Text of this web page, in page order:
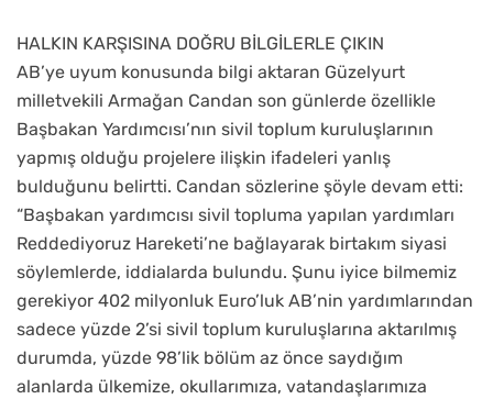
HALKIN KARŞISINA DOĞRU BİLGİLERLE ÇIKIN
AB’ye uyum konusunda bilgi aktaran Güzelyurt
milletvekili Armağan Candan son günlerde özellikle
Başbakan Yardımcısı’nın sivil toplum kuruluşlarının
yapmış olduğu projelere ilişkin ifadeleri yanlış
bulduğunu belirtti. Candan sözlerine şöyle devam etti:
“Başbakan yardımcısı sivil topluma yapılan yardımları
Reddediyoruz Hareketi’ne bağlayarak birtakım siyasi
söylemlerde, iddialarda bulundu. Şunu iyice bilmemiz
gerekiyor 402 milyonluk Euro’luk AB’nin yardımlarından
sadece yüzde 2’si sivil toplum kuruluşlarına aktarılmış
durumda, yüzde 98’lik bölüm az önce saydığım
alanlarda ülkemize, okullarımıza, vatandaşlarımıza